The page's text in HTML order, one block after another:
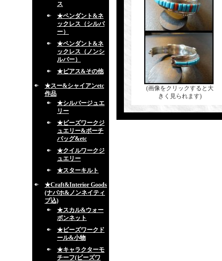
ス
★ペンダント&ネ
ックレス（シルバ
ー）
★ペンダント&ネ
ックレス（ノンシ
ルバー）
★ピアス&その他
★スー&シャイアンetc
作品
★シルバージュエ
リー
★ビーズワークジ
ュエリー&ポーチ
バッグ&etc
★クイルワークジ
ュエリー
★スターキルト
★Craft&Interior Goods
(ナバホ&ノンネイティ
ブ込)
★スカル&ウォー
ボンネット
★ビーズワークド
ール&小物
★キャラクターモ
チーフ(ビーズワ
(画像をクリックすると大
きく見られます)